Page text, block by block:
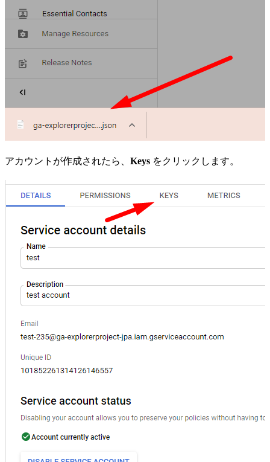
アカウントが作成されたら、 Keys をクリックします。